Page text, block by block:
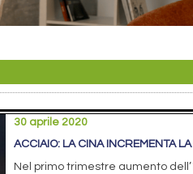
30 aprile 2020
ACCIAIO: LA CINA INCREMENTA
Nel primo trimestre aumento